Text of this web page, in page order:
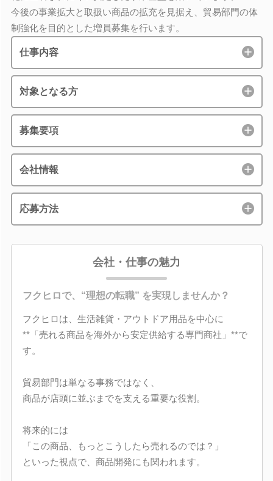
今後の事業拡大と取扱い商品の拡充を見据え、貿易部門の体
制強化を目的とした増員募集を行います。
仕事内容
対象となる方
募集要項
会社情報
応募方法
会社・仕事の魅力
フクヒロで、“理想の転職” を実現しませんか？
フクヒロは、生活雑貨・アウトドア用品を中心に
**「売れる商品を海外から安定供給する専門商社」**で
す。
貿易部門は単なる事務ではなく、
商品が店頭に並ぶまでを支える重要な役割。
将来的には
「この商品、もっとこうしたら売れるのでは？」
といった視点で、商品開発にも関われます。